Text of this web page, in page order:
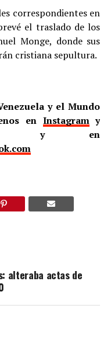
correspondientes en
el traslado de los
Monge, donde sus
cristiana sepultura.
y el Mundo
en Instagramy
en
alteraba actas de